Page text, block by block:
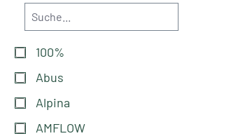
100%
Abus
Alpina
AMFLOW